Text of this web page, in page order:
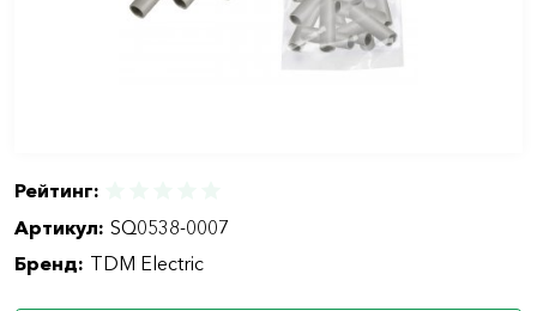
Рейтинг:
Артикул: SQ0538-0007
Бренд: TDM Electric